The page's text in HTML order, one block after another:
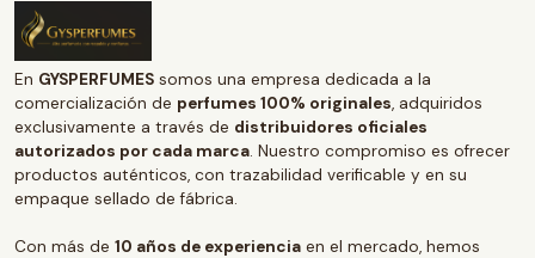
En GYSPERFUMES somos una empresa dedicada a la
comercialización de perfumes 100% originales, adquiridos
exclusivamente a través de distribuidores oficiales
autorizados por cada marca. Nuestro compromiso es ofrecer
productos auténticos, con trazabilidad verificable y en su
empaque sellado de fábrica.
Con más de 10 años de experiencia en el mercado, hemos